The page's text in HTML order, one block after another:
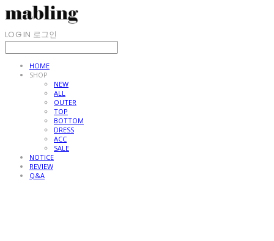
LOG IN 로그인
HOME
SHOP
NEW
ALL
OUTER
TOP
BOTTOM
DRESS
ACC
SALE
NOTICE
REVIEW
Q&A